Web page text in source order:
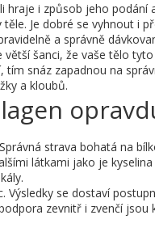
hraje i způsob jeho
Je dobré se vyhnout i
a správně
šanci, že vaše tělo
tím snáz zapadnou na
a kloubů.
strava bohatá na
látkami jako je
Výsledky se dostaví
zevnitř i zvenčí